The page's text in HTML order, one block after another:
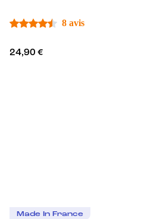
8 avis
24,90 €
Made In France